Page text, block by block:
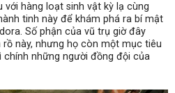
với hàng loạt sinh vật kỳ lạ cùng
tinh này để khám phá ra bí mật
Số phận của vũ trụ giờ đây
này, nhưng họ còn một mục tiêu
những người đồng đội của